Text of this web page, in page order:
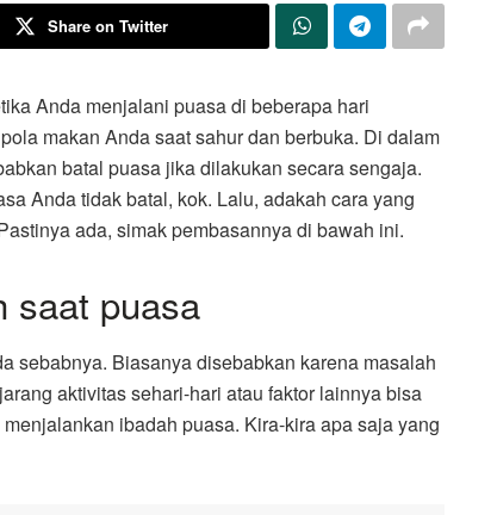
Share on Twitter
Anda menjalani puasa di beberapa hari
makan Anda saat sahur dan berbuka. Di dalam
batal puasa jika dilakukan secara sengaja.
Anda tidak batal, kok. Lalu, adakah cara yang
ada, simak pembasannya di bawah ini.
saat puasa
sebabnya. Biasanya disebabkan karena masalah
aktivitas sehari-hari atau faktor lainnya bisa
ibadah puasa. Kira-kira apa saja yang